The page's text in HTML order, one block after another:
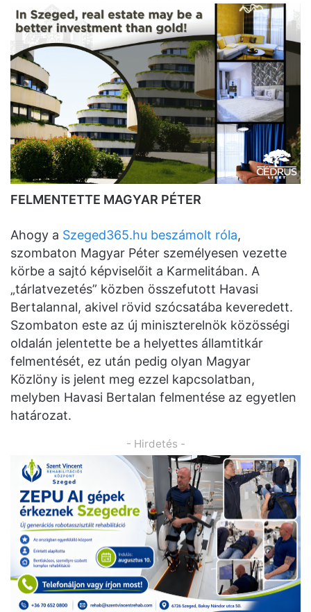
FELMENTETTE MAGYAR PÉTER
Ahogy a Szeged365.hu beszámolt róla,
szombaton Magyar Péter személyesen vezette
körbe a sajtó képviselőit a Karmelitában. A
„tárlatvezetés” közben összefutott Havasi
Bertalannal, akivel rövid szócsatába keveredett.
Szombaton este az új miniszterelnök közösségi
oldalán jelentette be a helyettes államtitkár
felmentését, ez után pedig olyan Magyar
Közlöny is jelent meg ezzel kapcsolatban,
melyben Havasi Bertalan felmentése az egyetlen
határozat.
- Hirdetés -